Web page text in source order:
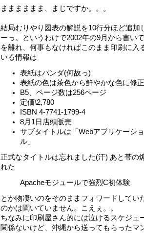
まままままま、まじですか。。。
結局むりやり図表の解説を10行分ほど追加
ーっ。というわけで2002年の9月から書い
を離れ、何事もなければこのまま印刷に入
いる情報は
表紙はパンダ(何故っ)
表紙の色は茶色から鮮やかな色に修
B5、ページ数は256ページ
定価\2,780
ISBN 4-7741-1799-4
8月1日店頭販売
サブタイトルは「Webアプリケーシ
ル」
正式なタイトルは忘れました(汗) あと帯の
れた
Apacheモジュールで強烈C初体験
とか物凄いのをそのままフォワードしてい
のかは聞いていません。こえぇ。。
ちなみに印刷屋さん的には泣けるスケジュ
関係ないけど、沖縄から送ってもらったマ